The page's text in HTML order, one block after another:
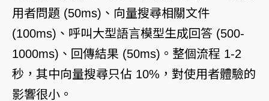
用者問題 (50ms)、向量搜尋相關文件
(100ms)、呼叫大型語言模型生成回答 (500-
1000ms)、回傳結果 (50ms)。整個流程 1-2
秒，其中向量搜尋只佔 10%，對使用者體驗的
影響很小。